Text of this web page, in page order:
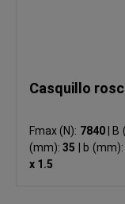
Casquillo
Fmax (N): 7840 B
(mm):35 b
x 1.5